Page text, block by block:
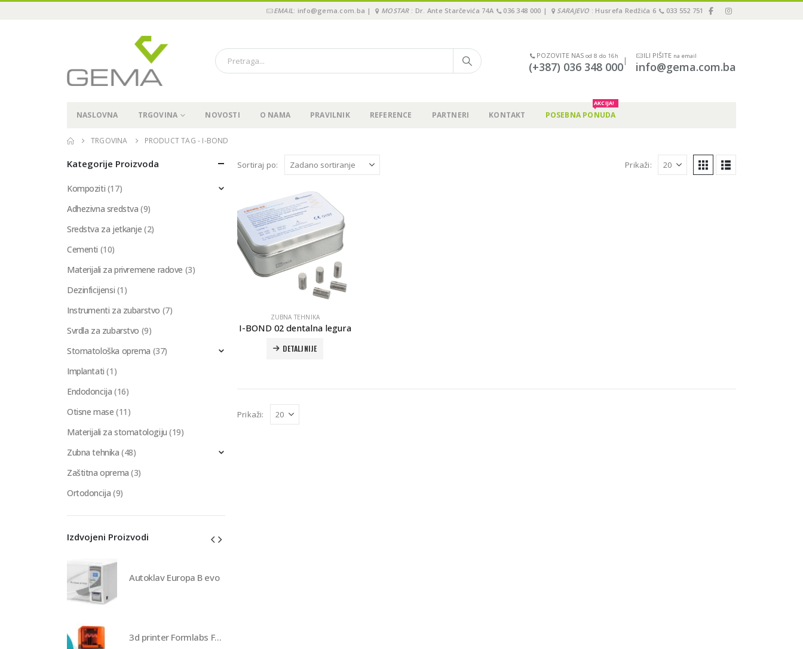
EMAIL: info@gema.com.ba | MOSTAR: Dr. Ante Starčevića 74A 036 348 000 | SARAJEVO : Husrefa Redžića 6 033 552 751
POZOVITE NAS od 8 do 16h
(+387) 036 348 000|
ILI PIŠITE na email
info@gema.com.ba
NASLOVNA TRGOVINA NOVOSTI O NAMA PRAVILNIK REFERENCE PARTNERI KONTAKT POSEBNA PONUDA
AKCIJA!
TRGOVINA PRODUCT TAG - I-BOND
Sortiraj po: Prikaži:
ZUBNA TEHNIKA
I-BOND 02 dentalna legura
DETALJNIJE
Prikaži:
Kategorije Proizvoda
Kompoziti (17)
Adhezivna sredstva (9)
Sredstva za jetkanje (2)
Cementi (10)
Materijali za privremene radove (3)
Dezinficijensi (1)
Instrumenti za zubarstvo (7)
Svrdla za zubarstvo (9)
Stomatološka oprema (37)
Implantati (1)
Endodoncija (16)
Otisne mase (11)
Materijali za stomatologiju (19)
Zubna tehnika (48)
Zaštitna oprema (3)
Ortodoncija (9)
Izdvojeni Proizvodi
Autoklav Europa B evo
3d printer Formlabs Form 4b